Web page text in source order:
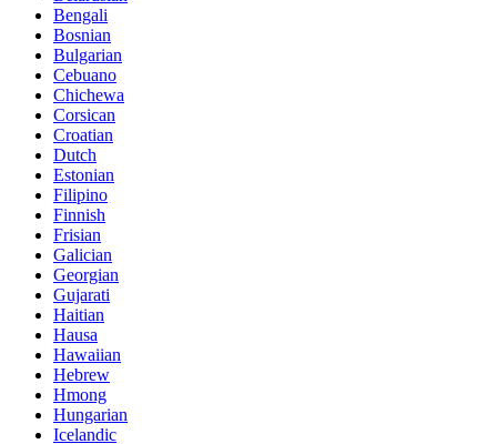
Bengali
Bosnian
Bulgarian
Cebuano
Chichewa
Corsican
Croatian
Dutch
Estonian
Filipino
Finnish
Frisian
Galician
Georgian
Gujarati
Haitian
Hausa
Hawaiian
Hebrew
Hmong
Hungarian
Icelandic